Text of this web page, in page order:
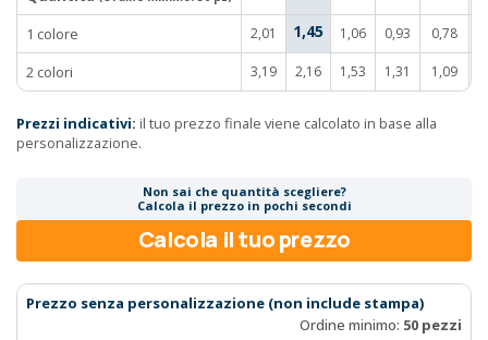
1 colore 2,01 1,45 1,06 0,93 0,78
2 colori 3,19 2,16 1,53 1,31 1,09
Prezzi indicativi: il tuo prezzo finale viene calcolato in base alla
personalizzazione.
Non sai che quantità scegliere?
Calcola il prezzo in pochi secondi
Calcola il tuo prezzo
Prezzo senza personalizzazione (non include stampa)
Ordine minimo: 50 pezzi